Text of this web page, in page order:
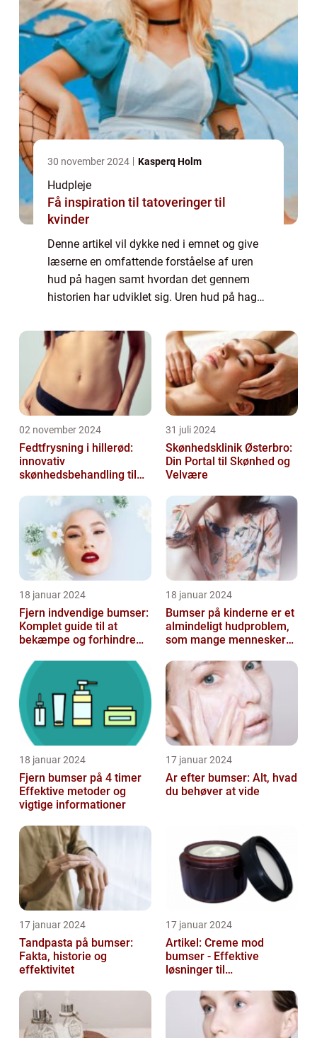
30 november 2024 Kasperq Holm
Hudpleje
Få inspiration til tatoveringer til
kvinder
Denne artikel vil dykke ned i emnet og give
læserne en omfattende forståelse af uren
hud på hagen samt hvordan det gennem
historien har udviklet sig. Uren hud på hagen
selvværd for mange mennesker. Det er
kend...
02 november 2024
Fedtfrysning i hillerød:
innovativ
skønhedsbehandling til
31 juli 2024
Skønhedsklinik Østerbro:
Din Portal til Skønhed og
Velvære
18 januar 2024
Fjern indvendige bumser:
Komplet guide til at
bekæmpe og forhindre
18 januar 2024
Bumser på kinderne er et
almindeligt hudproblem,
som mange mennesker
18 januar 2024
Fjern bumser på 4 timer
Effektive metoder og
vigtige informationer
17 januar 2024
Ar efter bumser: Alt, hvad
du behøver at vide
17 januar 2024
Tandpasta på bumser:
Fakta, historie og
effektivitet
17 januar 2024
Artikel: Creme mod
bumser - Effektive
løsninger til